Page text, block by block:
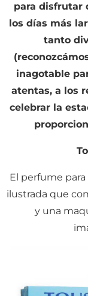
para disfrutar
los días más
tanto
inagotable
atentas, a los
celebrar la
El perfume
ilustrada que
y una